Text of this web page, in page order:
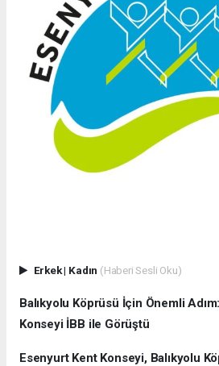
Erkek| Kadın (Haberi Sesli Oku)
Balıkyolu Köprüsü İçin Önemli
Konseyi İBB ile Görüştü
Esenyurt Kent Konseyi, Balıkyolu